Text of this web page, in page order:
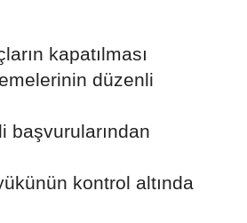
kapatılması
düzenli
başvurularından
kontrol altında